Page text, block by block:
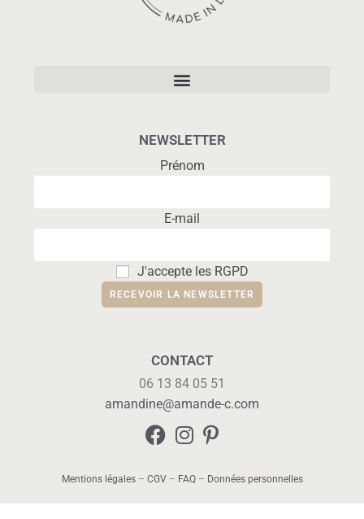
NEWSLETTER
Prénom
E-mail
J'accepte les RGPD
CONTACT
06 13 84 05 51
amandine@amande-c.com
Mentions légales– CGV– FAQ– Données personnelles